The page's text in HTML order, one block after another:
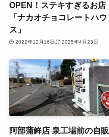
OPEN！ステキすぎるお店
「ナカオチョコレートハウ
ス」
2022年12月16日 2025年4月23日
阿部蒲鉾店 泉工場前の自販